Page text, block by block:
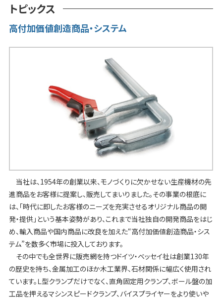
トピックス
高付加価値創造商品・システム
当社は、1954年の創業以来、モノづくりに欠かせない生産機材の先
進商品をお客様に提案し、販売してまいりました。その事業の根底に
は、「時代に即したお客様のニーズを充実させるオリジナル商品の開
発・提供」という基本姿勢があり、これまで当社独自の開発商品をはじ
め、輸入商品や国内商品に改良を加えた“高付加価値創造商品・シス
テム”を数多く市場に投入しております。
その中でも全世界に販売網を持つドイツ・ベッセイ社は創業130年
の歴史を持ち、金属加工のほか木工業界、石材関係に幅広く使用され
ています。Ｌ型クランプだけでなく、直角固定用クランプ、ボール盤の加
工品を押えるマシンスピードクランプ、バイスプライヤーをより使いや